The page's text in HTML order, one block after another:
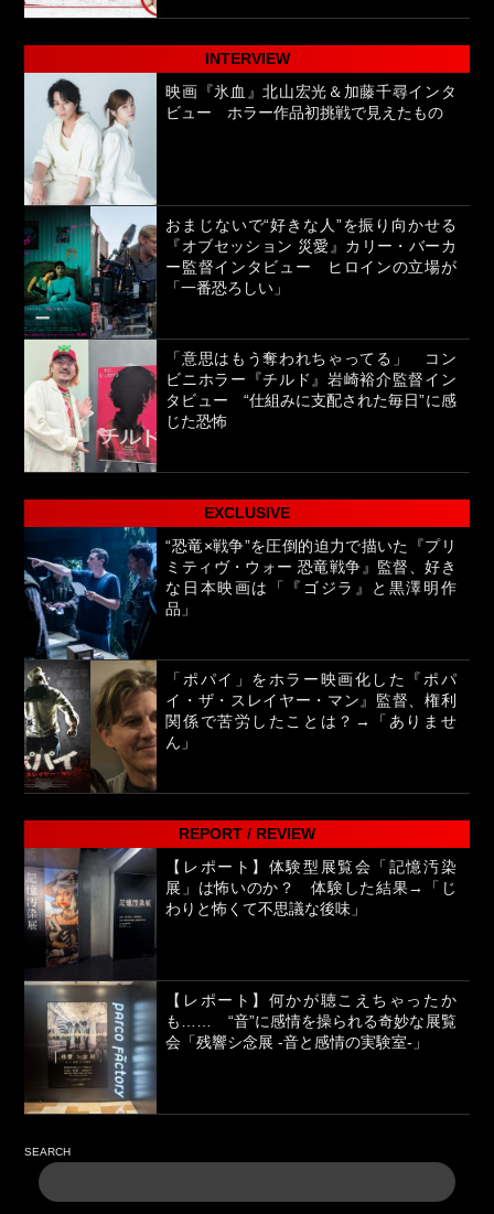
INTERVIEW
映画『氷血』北山宏光＆加藤千尋インタ
ビュー ホラー作品初挑戦で見えたもの
おまじないで“好きな人”を振り向かせる
『オブセッション 災愛』カリー・バーカ
ー監督インタビュー ヒロインの立場が
「一番恐ろしい」
「意思はもう奪われちゃってる」 コン
ビニホラー『チルド』岩崎裕介監督イン
タビュー “仕組みに支配された毎日”に感
じた恐怖
EXCLUSIVE
“恐竜×戦争”を圧倒的迫力で描いた『プリ
ミティヴ・ウォー 恐竜戦争』監督、好き
な日本映画は「『ゴジラ』と黒澤明作
品」
「ポパイ」をホラー映画化した『ポパ
イ・ザ・スレイヤー・マン』監督、権利
関係で苦労したことは？→「ありませ
ん」
REPORT / REVIEW
【レポート】体験型展覧会「記憶汚染
展」は怖いのか？ 体験した結果→「じ
わりと怖くて不思議な後味」
【レポート】何かが聴こえちゃったか
も…… “音”に感情を操られる奇妙な展覧
会「残響シ念展 -⾳と感情の実験室-」
SEARCH